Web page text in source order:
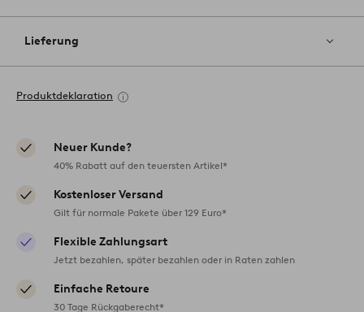
Lieferung
Produktdeklaration
Neuer Kunde?
40% Rabatt auf den teuersten Artikel*
Kostenloser Versand
Gilt für normale Pakete über 129 Euro*
Flexible Zahlungsart
Jetzt bezahlen, später bezahlen oder in Raten zahlen
Einfache Retoure
30 Tage Rückgaberecht*